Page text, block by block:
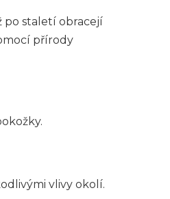
po staletí obracejí
přírody
vlivy okolí.